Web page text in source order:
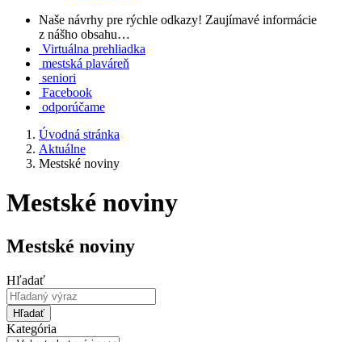
Naše návrhy pre rýchle odkazy! Zaujímavé informácie
z nášho obsahu…
Virtuálna prehliadka
mestská plaváreň
seniori
Facebook
odporúčame
Úvodná stránka
Aktuálne
Mestské noviny
Mestské noviny
Mestské noviny
Hľadať
Hľadať
Kategória